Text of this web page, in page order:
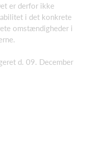
er derfor ikke
i det konkrete
omstændigheder i
d. 09. December